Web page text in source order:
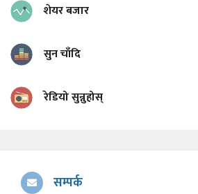
शेयर बजार
सुन चाँदि
रेडियो सुन्नुहोस्
सम्पर्क